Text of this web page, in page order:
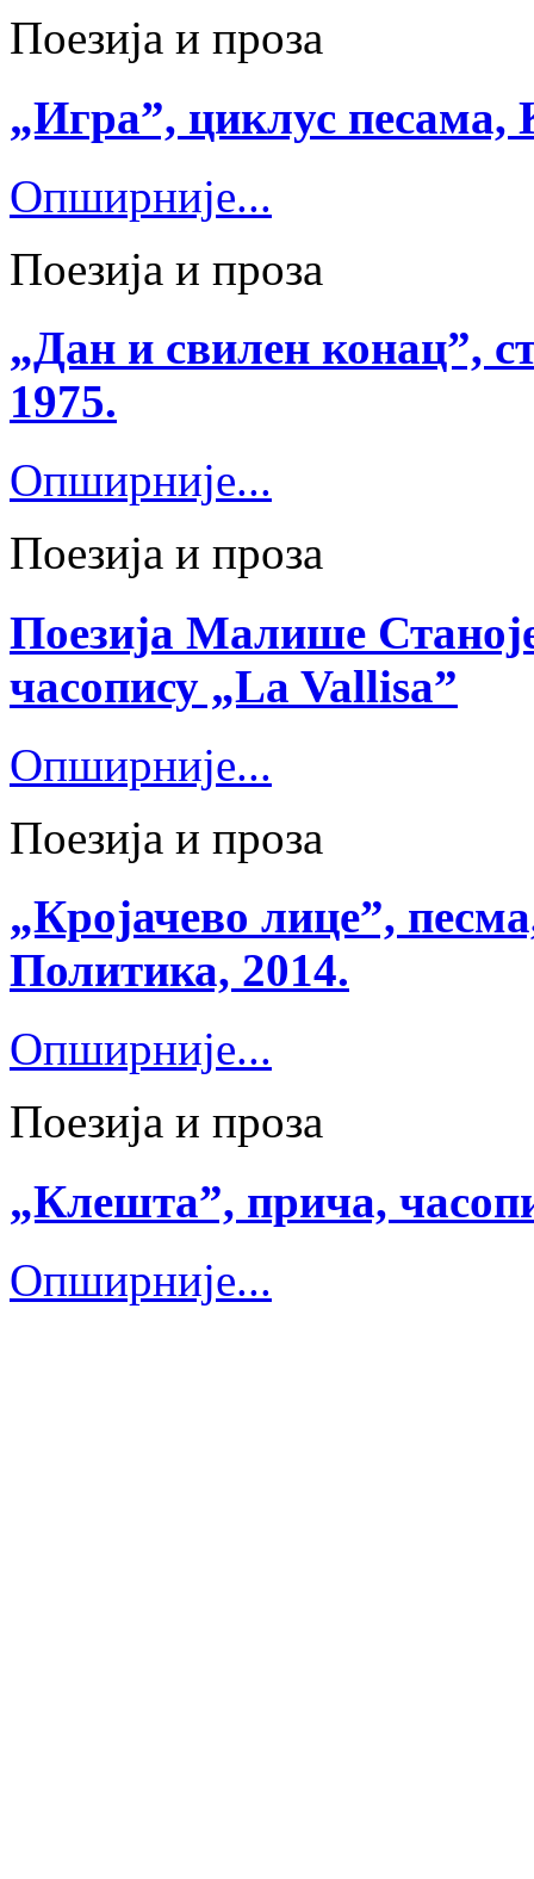
Поезија и проза
„Игра”, циклус песама,
Опширније...
Поезија и проза
„Дан и свилен конац”,
1975.
Опширније...
Поезија и проза
Поезија Малише
часопису „La Vallisa”
Опширније...
Поезија и проза
„Кројачево лице”,
Политика, 2014.
Опширније...
Поезија и проза
„Клешта”, прича,
Опширније...